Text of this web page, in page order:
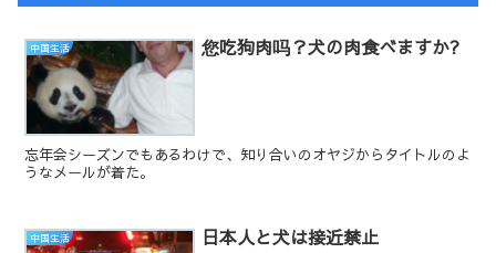
中国生活 您吃狗肉吗？犬の肉食べますか?
忘年会シーズンでもあるわけで、知り合いのオヤジからタイトルのよ
うなメールが着た。
中国生活 日本人と犬は接近禁止